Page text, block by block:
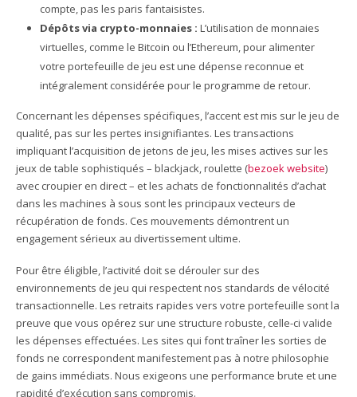
compte, pas les paris fantaisistes.
Dépôts via crypto-monnaies : L’utilisation de monnaies
virtuelles, comme le Bitcoin ou l’Ethereum, pour alimenter
votre portefeuille de jeu est une dépense reconnue et
intégralement considérée pour le programme de retour.
Concernant les dépenses spécifiques, l’accent est mis sur le jeu de
qualité, pas sur les pertes insignifiantes. Les transactions
impliquant l’acquisition de jetons de jeu, les mises actives sur les
jeux de table sophistiqués – blackjack, roulette (bezoek website)
avec croupier en direct – et les achats de fonctionnalités d’achat
dans les machines à sous sont les principaux vecteurs de
récupération de fonds. Ces mouvements démontrent un
engagement sérieux au divertissement ultime.
Pour être éligible, l’activité doit se dérouler sur des
environnements de jeu qui respectent nos standards de vélocité
transactionnelle. Les retraits rapides vers votre portefeuille sont la
preuve que vous opérez sur une structure robuste, celle-ci valide
les dépenses effectuées. Les sites qui font traîner les sorties de
fonds ne correspondent manifestement pas à notre philosophie
de gains immédiats. Nous exigeons une performance brute et une
rapidité d’exécution sans compromis.